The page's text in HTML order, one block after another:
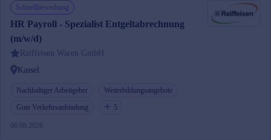
Schnellbewerbung
HR Payroll - Spezialist Entgeltabrechnung
(m/w/d)
Raiffeisen Waren GmbH
Kassel
Nachhaltiger Arbeitgeber
Weiterbildungsangebote
Gute Verkehrsanbindung
5
06.08.2026